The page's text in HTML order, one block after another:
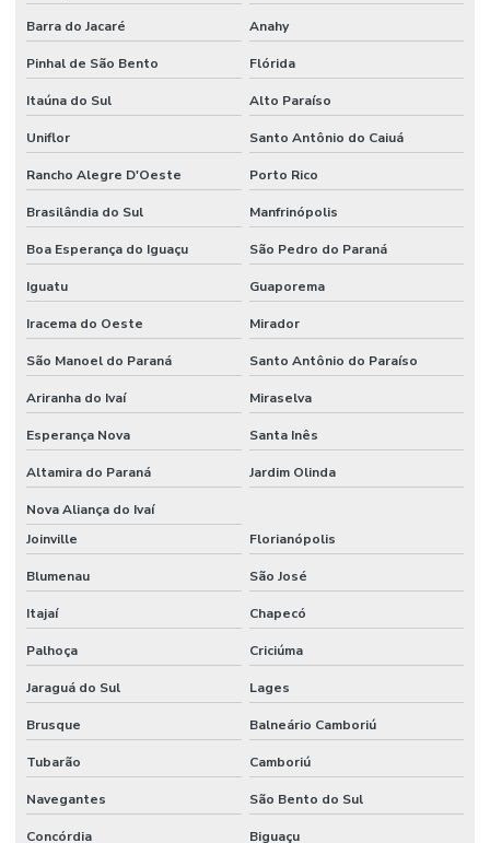
Barra do Jacaré Anahy
Pinhal de São Bento Flórida
Itaúna do Sul Alto Paraíso
Uniflor Santo Antônio do Caiuá
Rancho Alegre D'Oeste Porto Rico
Brasilândia do Sul Manfrinópolis
Boa Esperança do Iguaçu São Pedro do Paraná
Iguatu Guaporema
Iracema do Oeste Mirador
São Manoel do Paraná Santo Antônio do Paraíso
Ariranha do Ivaí Miraselva
Esperança Nova Santa Inês
Altamira do Paraná Jardim Olinda
Nova Aliança do Ivaí
Joinville
Florianópolis
Blumenau São José
Itajaí Chapecó
Palhoça Criciúma
Jaraguá do Sul Lages
Brusque Balneário Camboriú
Tubarão Camboriú
Navegantes São Bento do Sul
Concórdia Biguaçu